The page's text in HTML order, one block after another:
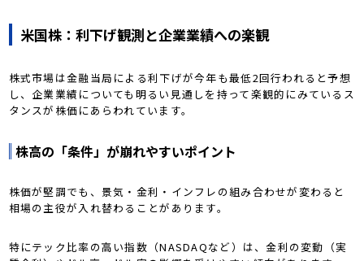
米国株：利下げ観測と企業業績への楽観
株式市場は金融当局による利下げが今年も最低2回行われると予想
し、企業業績についても明るい見通しを持って楽観的にみているス
タンスが株価にあらわれています。
株高の「条件」が崩れやすいポイント
株価が堅調でも、景気・金利・インフレの組み合わせが変わると
相場の主役が入れ替わることがあります。
特にテック比率の高い指数（NASDAQなど）は、金利の変動（実